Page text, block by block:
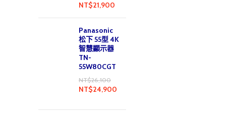
NT$21,900
Panasonic
松下 55型 4K
智慧顯示器
TN-
55W80CGT
NT$26,100
NT$24,900